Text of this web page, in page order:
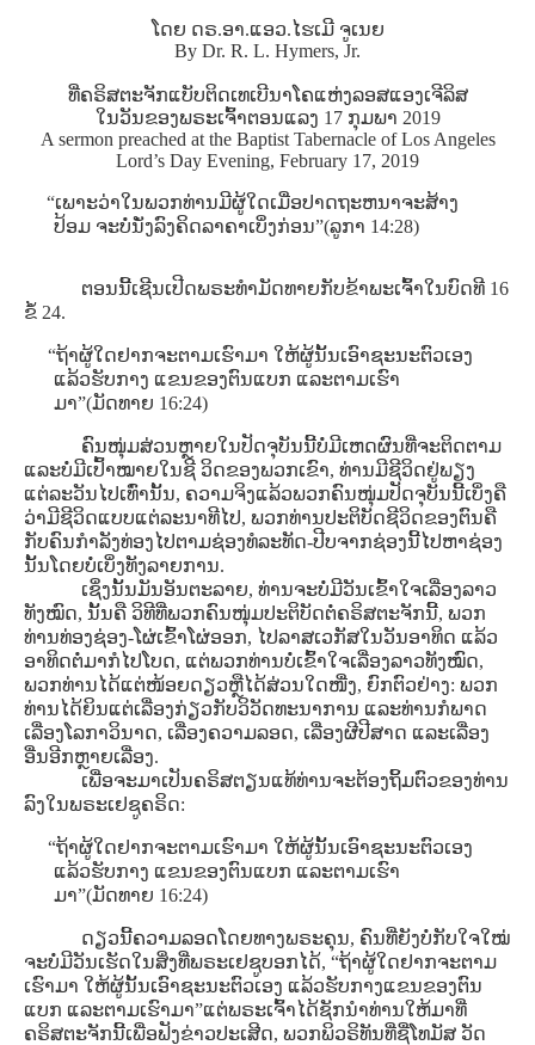
ໂດຍ ດຣ.ອາ.ແອວ.ໄຮເມີ ຈູເນຍ
By Dr. R. L. Hymers, Jr.
ທີ່ຄຣິສຕະຈັກແບັບຕິດເທເບີນາໂຄແຫ່ງລອສແອງເຈີລິສ
ໃນວັນຂອງພຣະເຈົ້າຕອນແລງ 17 ກຸມພາ 2019
A sermon preached at the Baptist Tabernacle of Los Angeles
Lord’s Day Evening, February 17, 2019
“ເພາະວ່າໃນພວກທ່ານມີຜູ້ໃດເມື່ອປາດຖະຫນາຈະສ້າງ
ປ້ອມ ຈະບໍ່ນັ່ງລົງຄິດລາຄາເບິ່ງກ່ອນ”(ລູກາ 14:28)
ຕອນນີ້ເຊີນເປີດພຣະທໍາມັດທາຍກັບຂ້າພະເຈົ້າໃນບົດທີ 16
ຂໍ້ 24.
“ຖ້າຜູ້ໃດຢາກຈະຕາມເຮົາມາ ໃຫ້ຜູ້ນັ້ນເອົາຊະນະຕົວເອງ
ແລ້ວຮັບກາງ ແຂນຂອງຕົນແບກ ແລະຕາມເຮົາ
ມາ”(ມັດທາຍ 16:24)
ຄົນໜຸ່ມສ່ວນຫຼາຍໃນປັດຈຸບັນນີ້ບໍ່ມີເຫດຜົນທີ່ຈະຕິດຕາມ
ແລະບໍ່ມີເປົ້າໝາຍໃນຊີ ວິດຂອງພວກເຂົາ, ທ່ານມີຊີວິດຢູ່ພຽງ
ແຕ່ລະວັນໄປເທົ່ານັ້ນ, ຄວາມຈິງແລ້ວພວກຄົນໜຸ່ມປັດຈຸບັນນີ້ເບິ່ງຄື
ວ່າມີຊີວິດແບບແຕ່ລະນາທີໄປ, ພວກທ່ານປະຕິບັດຊີວິດຂອງຕົນຄື
ກັບຄົນກໍາລັງທ່ອງໄປຕາມຊ່ອງທໍລະທັດ-ປີບຈາກຊ່ອງນີ້ໄປຫາຊ່ອງ
ນັ້ນໂດຍບໍ່ເບິ່ງທັງລາຍການ.
ເຊິ່ງນັ້ນມັນອັນຕະລາຍ, ທ່ານຈະບໍ່ມີວັນເຂົ້າໃຈເລື່ອງລາວ
ທັງໝົດ, ນັ້ນຄື ວິທີທີ່ພວກຄົນໜຸ່ມປະຕິບັດຕໍ່ຄຣິສຕະຈັກນີ້, ພວກ
ທ່ານທ່ອງຊ່ອງ-ໂຜ່ເຂົ້າໂຜ່ອອກ, ໄປລາສເວກັສໃນວັນອາທິດ ແລ້ວ
ອາທິດຕໍ່ມາກໍໄປໂບດ, ແຕ່ພວກທ່ານບໍ່ເຂົ້າໃຈເລື່ອງລາວທັງໝົດ,
ພວກທ່ານໄດ້ແຕ່ໜ້ອຍດຽວຫຼືໄດ້ສ່ວນໃດໜື່ງ, ຍົກຕົວຢ່າງ: ພວກ
ທ່ານໄດ້ຍິນແຕ່ເລື່ອງກ່ຽວກັບວິວັດທະນາການ ແລະທ່ານກໍພາດ
ເລື່ອງໂລກາວິນາດ, ເລື່ອງຄວາມລອດ, ເລື່ອງຜີປີສາດ ແລະເລື່ອງ
ອື່ນອີກຫຼາຍເລື່ອງ.
ເພື່ອຈະມາເປັນຄຣິສຕຽນແທ້ທ່ານຈະຕ້ອງຖິ້ມຕົວຂອງທ່ານ
ລົງໃນພຣະເຢຊູຄຣິດ:
“ຖ້າຜູ້ໃດຢາກຈະຕາມເຮົາມາ ໃຫ້ຜູ້ນັ້ນເອົາຊະນະຕົວເອງ
ແລ້ວຮັບກາງ ແຂນຂອງຕົນແບກ ແລະຕາມເຮົາ
ມາ”(ມັດທາຍ 16:24)
ດຽວນີ້ຄວາມລອດໂດຍທາງພຣະຄຸນ, ຄົນທີ່ຍັງບໍ່ກັບໃຈໃໝ່
ຈະບໍ່ມີວັນເຮັດໃນສິ່ງທີ່ພຣະເຢຊູບອກໄດ້, “ຖ້າຜູ້ໃດຢາກຈະຕາມ
ເຮົາມາ ໃຫ້ຜູ້ນັ້ນເອົາຊະນະຕົວເອງ ແລ້ວຮັບກາງແຂນຂອງຕົນ
ແບກ ແລະຕາມເຮົາມາ”ແຕ່ພຣະເຈົ້າໄດ້ຊັກນໍາທ່ານໃຫ້ມາທີ່
ຄຣິສຕະຈັກນີ້ເພື່ອຟັງຂ່າວປະເສີດ, ພວກພິວຣິທັນທີ່ຊື່ໂທມັສ ວັດ